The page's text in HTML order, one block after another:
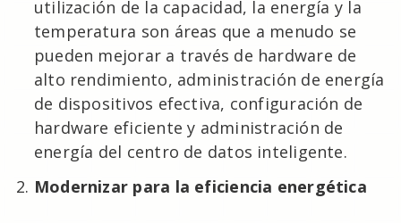
utilización de la capacidad, la energía y la
temperatura son áreas que a menudo se
pueden mejorar a través de hardware de
alto rendimiento, administración de energía
de dispositivos efectiva, configuración de
hardware eficiente y administración de
energía del centro de datos inteligente.
Modernizar para la eficiencia energética